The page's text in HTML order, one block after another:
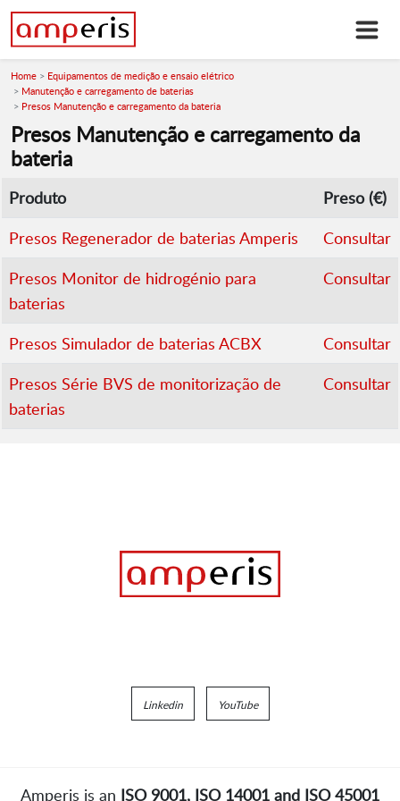
Home
Equipamentos de medição e ensaio elétrico
Manutenção e carregamento de baterias
Presos Manutenção e carregamento da bateria
Presos Manutenção e carregamento da
bateria
Produto
Preso (€)
Presos Regenerador de baterias Amperis
Consultar
Presos Monitor de hidrogénio para
baterias
Consultar
Presos Simulador de baterias ACBX
Consultar
Presos Série BVS de monitorização de
baterias
Consultar
Linkedin YouTube
Amperis is an ISO 9001, ISO 14001 and ISO 45001